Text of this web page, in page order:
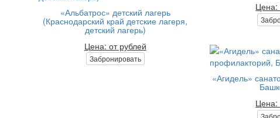
«Альбатрос» детский лагерь
(Краснодарский край детские лагеря,
детский лагерь)
Цена: от рублей
Забронировать
Цена:
«Агидель»
Цена: